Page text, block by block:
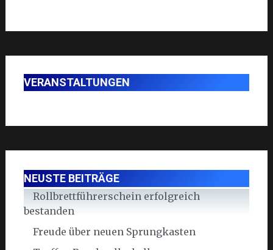
VERANSTALTUNGEN
NEUSTE BEITRÄGE
Rollbrettführerschein erfolgreich
bestanden
Freude über neuen Sprungkasten